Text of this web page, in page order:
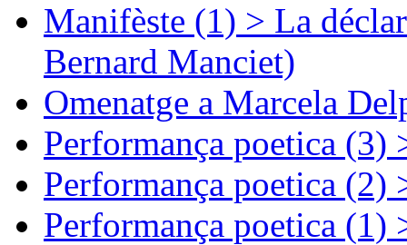
Manifèste (1) > La
Bernard Manciet)
Omenatge a Marcela
Performança poetica (3)
Performança poetica (2)
Performança poetica (1)